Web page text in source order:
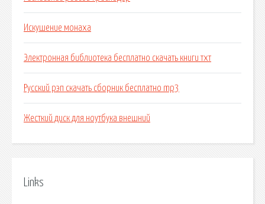
Искушение монаха
Электронная библиотека бесплатно скачать книги тхт
Русский рэп скачать сборник бесплатно mp3
Жесткий диск для ноутбука внешний
Links